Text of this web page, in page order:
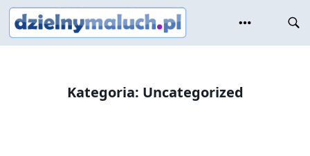
Skip
content
Kategoria: Uncategorized